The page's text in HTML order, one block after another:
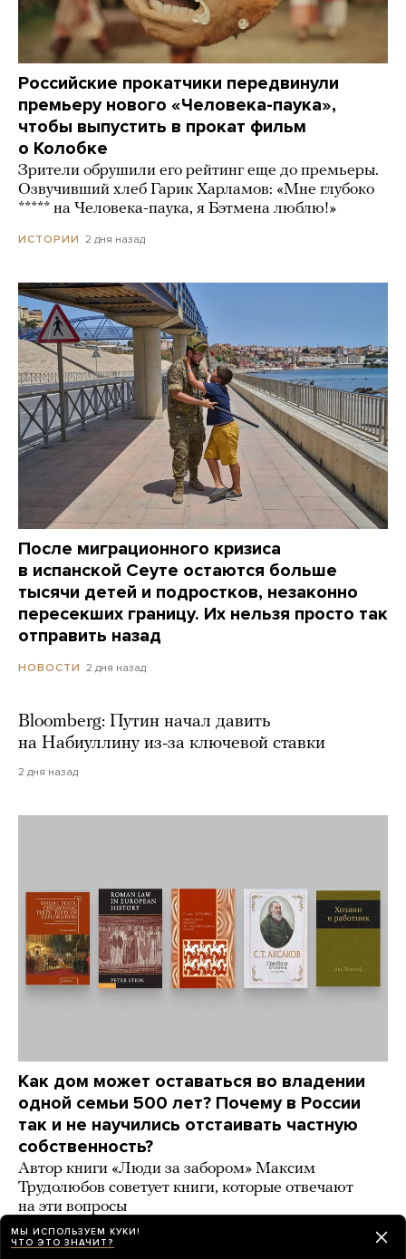
Российские прокатчики передвинули
премьеру нового «Человека-паука»,
чтобы выпустить в прокат фильм
о Колобке
Зрители обрушили его рейтинг еще до премьеры.
Озвучивший хлеб Гарик Харламов: «Мне глубоко
***** на Человека-паука, я Бэтмена люблю!»
ИСТОРИИ 2 дня назад
После миграционного кризиса
в испанской Сеуте остаются больше
тысячи детей и подростков, незаконно
пересекших границу. Их нельзя просто так
отправить назад
НОВОСТИ 2 дня назад
Bloomberg: Путин начал давить
на Набиуллину из-за ключевой ставки
2 дня назад
Как дом может оставаться во владении
одной семьи 500 лет? Почему в России
так и не научились отстаивать частную
собственность?
Автор книги «Люди за забором» Максим
Трудолюбов советует книги, которые отвечают
на эти вопросы
ИСТОРИИ 2 дня назад
МЫ ИСПОЛЬЗУЕМ КУКИ!
ЧТО ЭТО ЗНАЧИТ?